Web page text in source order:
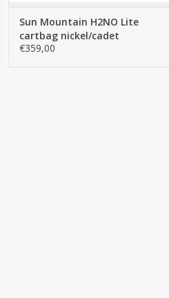
Sun Mountain H2NO Lite
cartbag nickel/cadet
€359,00